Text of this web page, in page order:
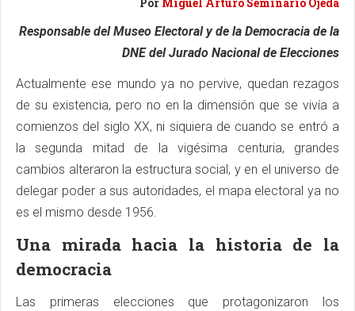
Responsable del Museo Electoral y de la Democracia de la
DNE del Jurado Nacional de Elecciones
Actualmente ese mundo ya no pervive, quedan rezagos
de su existencia, pero no en la dimensión que se vivía a
comienzos del siglo XX, ni siquiera de cuando se entró a
la segunda mitad de la vigésima centuria, grandes
cambios alteraron la estructura social, y en el universo de
delegar poder a sus autoridades, el mapa electoral ya no
es el mismo desde 1956.
Una mirada hacia la historia de la
democracia
Las primeras elecciones que protagonizaron los